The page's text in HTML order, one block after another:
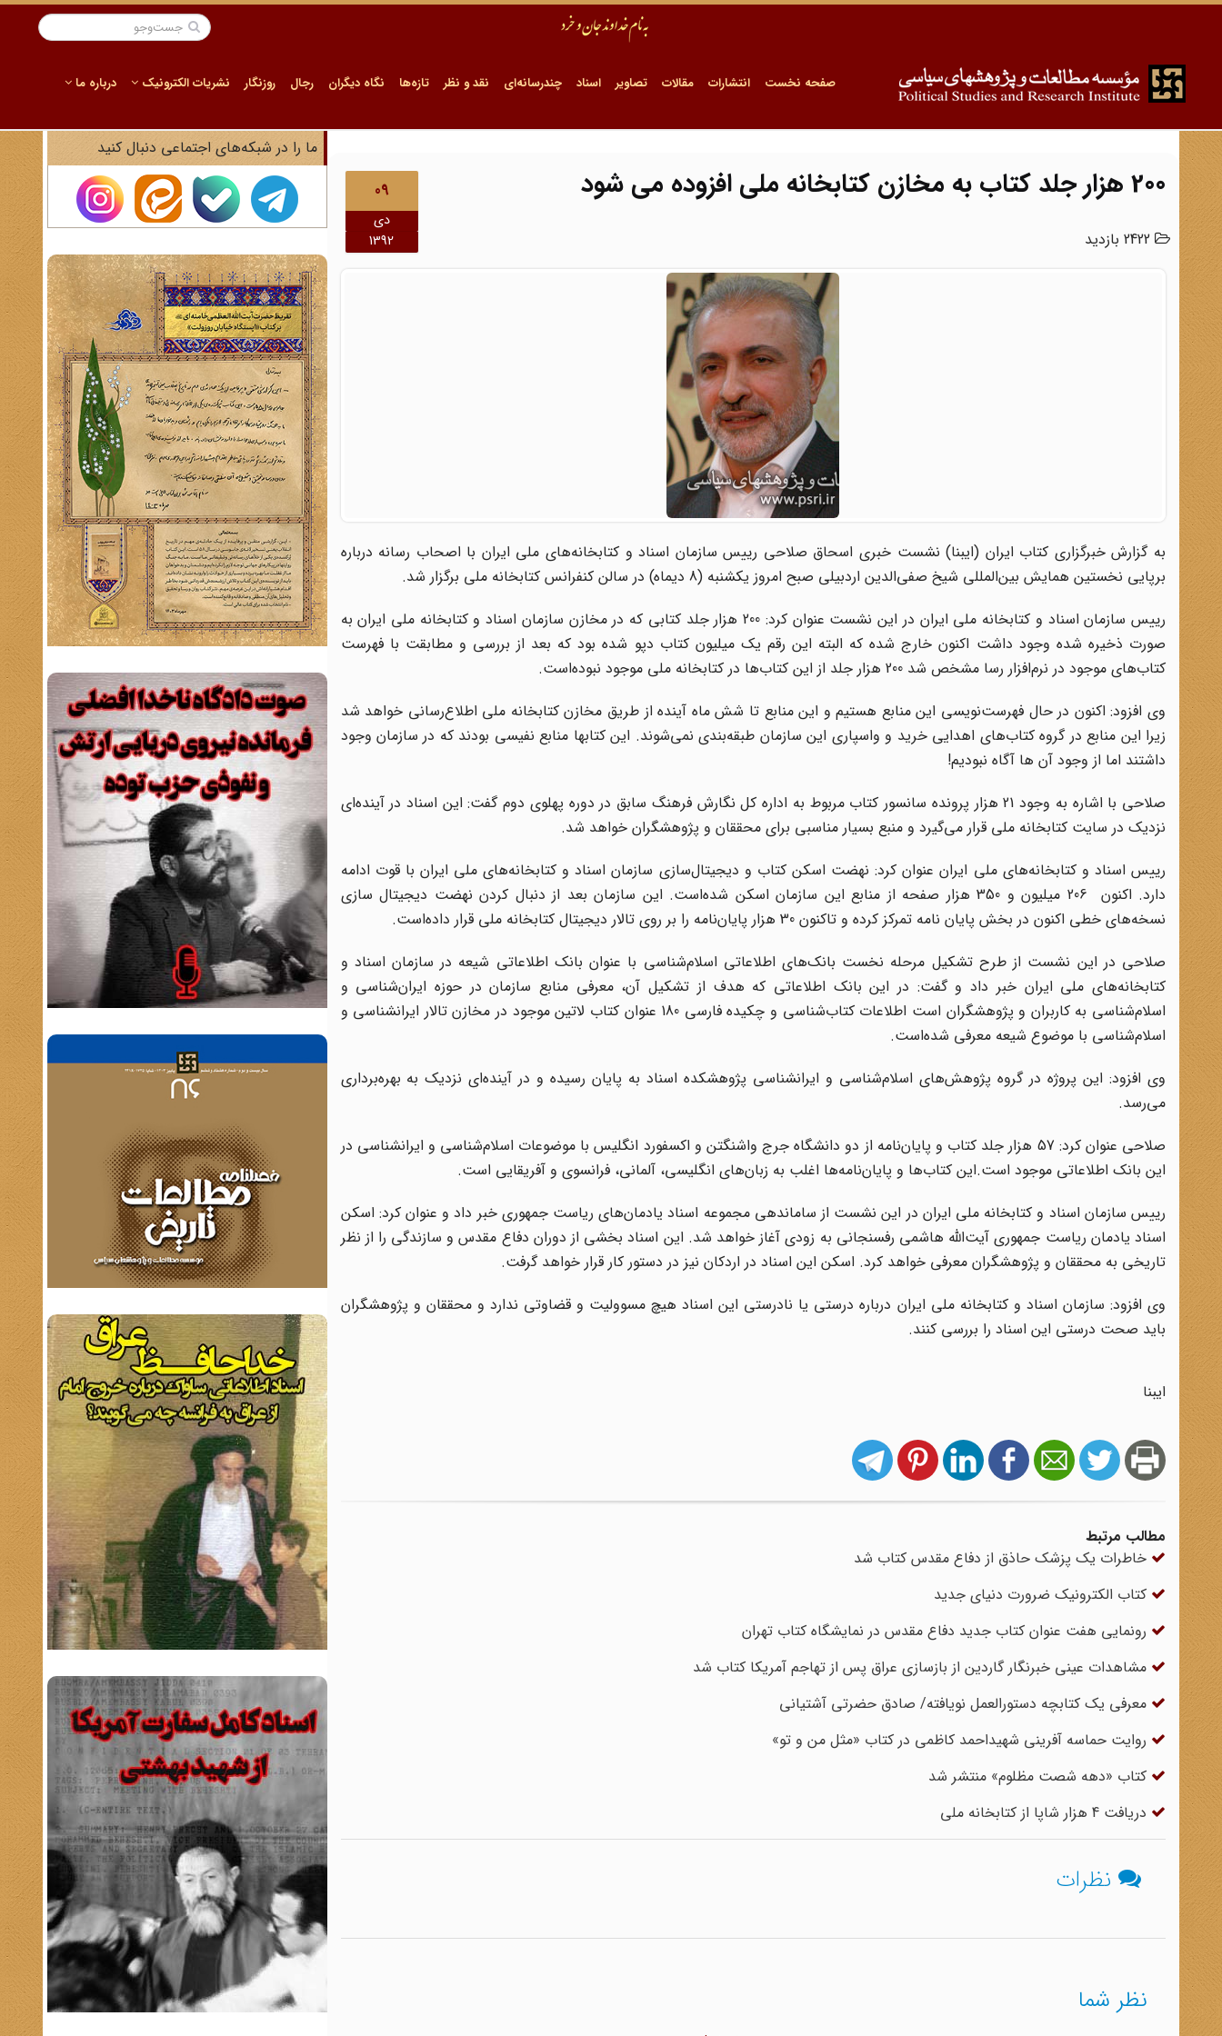
صفحه نخست انتشارات مقالات تصاویر اسناد چندرسانه‌ای نقد و نظر تازه‌ها نگاه دیگران رجال روزنگار نشریات الکترونیک درباره ما
09
دی
1392
200 هزار جلد کتاب به مخازن کتابخانه ملی افزوده می شود
به گزارش خبرگزاری کتاب ایران (ایبنا) نشست خبری اسحاق صلاحی رییس سازمان اسناد و کتابخانه‌های ملی ایران با اصحاب رسانه درباره
برپایی نخستین همایش بین‌المللی شیخ صفی‌الدین اردبیلی صبح امروز یکشنبه (8 دیماه) در سالن کنفرانس کتابخانه ملی برگزار شد.
رییس سازمان اسناد و کتابخانه ملی ایران در این نشست عنوان کرد: 200 هزار جلد کتابی که در مخازن سازمان اسناد و کتابخانه ملی ایران به
صورت ذخیره شده وجود داشت اکنون خارج شده که البته این رقم یک میلیون کتاب دپو شده بود که بعد از بررسی و مطابقت با فهرست
کتاب‌های موجود در نرم‌افزار رسا مشخص شد 200 هزار جلد از این کتاب‌ها در کتابخانه ملی موجود نبوده‌است.
وی افزود: اکنون در حال فهرست‌نویسی این منابع هستیم و این منابع تا شش ماه آینده از طریق مخازن کتابخانه ملی اطلاع‌رسانی خواهد شد
زیرا این منابع در گروه کتاب‌های اهدایی خرید و واسپاری این سازمان طبقه‌بندی نمی‌شوند. این کتابها منابع نفیسی بودند که در سازمان وجود
داشتند اما از وجود آن ها آگاه نبودیم!
صلاحی با اشاره به وجود 21 هزار پرونده سانسور کتاب مربوط به اداره کل نگارش فرهنگ سابق در دوره پهلوی دوم گفت: این اسناد در آینده‌‌ای
نزدیک در سایت کتابخانه ملی قرار می‌گیرد و منبع بسیار مناسبی برای محققان و پژوهشگران خواهد شد.
رییس اسناد و کتابخانه‌های ملی ایران عنوان کرد: نهضت اسکن کتاب و دیجیتال‌سازی سازمان اسناد و کتابخانه‌های ملی ایران با قوت ادامه
دارد. اکنون 206 میلیون و 350 هزار صفحه از منابع این سازمان اسکن شده‌است. این سازمان بعد از دنبال کردن نهضت دیجیتال سازی
نسخه‌های خطی اکنون در بخش پایان نامه تمرکز کرده و تاکنون 30 هزار پایان‌نامه را بر روی تالار دیجیتال کتابخانه ملی قرار داده‌است.
صلاحی در این نشست از طرح تشکیل مرحله نخست بانک‌های اطلاعاتی اسلام‌شناسی با عنوان بانک اطلاعاتی شیعه در سازمان اسناد و
کتابخانه‌های ملی ایران خبر داد و گفت: در این بانک اطلاعاتی که هدف از تشکیل آن، معرفی منابع سازمان در حوزه ایران‌شناسی و
اسلام‌شناسی به کاربران و پژوهشگران است اطلاعات کتاب‌شناسی و چکیده فارسی 180 عنوان کتاب لاتین موجود در مخازن تالار ایرانشناسی و
اسلام‌شناسی با موضوع شیعه معرفی شده‌است.
وی افزود: این پروژه در گروه پژوهش‌های اسلام‌شناسی و ایرانشناسی پژوهشکده اسناد به پایان رسیده و در آینده‌ای نزدیک به بهره‌برداری
می‌رسد.
صلاحی عنوان کرد: 57 هزار جلد کتاب و پایان‌نامه از دو دانشگاه جرج واشنگتن و اکسفورد انگلیس با موضوعات اسلام‌شناسی و ایرانشناسی در
این بانک اطلاعاتی موجود است.این کتاب‌ها و پایان‌نامه‌ها اغلب به زبان‌های انگلیسی، آلمانی، فرانسوی و آفریقایی است.
رییس سازمان اسناد و کتابخانه ملی ایران در این نشست از ساماندهی مجموعه اسناد یادمان‌های ریاست جمهوری خبر داد و عنوان کرد: اسکن
اسناد یادمان ریاست جمهوری آیت‌الله هاشمی رفسنجانی به زودی آغاز خواهد شد. این اسناد بخشی از دوران دفاع مقدس و سازندگی را از نظر
تاریخی به محققان و پژوهشگران معرفی خواهد کرد. اسکن این اسناد در اردکان نیز در دستور کار قرار خواهد گرفت.
وی افزود: سازمان اسناد و کتابخانه ملی ایران درباره درستی یا نادرستی این اسناد هیچ مسوولیت و قضاوتی ندارد و محققان و پژوهشگران
باید صحت درستی این اسناد را بررسی کنند.
ایبنا
مطالب مرتبط
خاطرات یک پزشک حاذق از دفاع مقدس کتاب شد
کتاب الکترونیک ضرورت دنیای جدید
رونمایی هفت عنوان کتاب جدید دفاع مقدس در نمایشگاه کتاب تهران
مشاهدات عینی خبرنگار گاردین از بازسازی عراق پس از تهاجم آمریکا کتاب شد
معرفی یک کتابچه دستورالعمل نویافته/ صادق حضرتی آشتیانی
روایت حماسه آفرینی شهیداحمد کاظمی در کتاب «مثل من و تو»
کتاب «دهه شصت مظلوم» منتشر شد
دریافت 4 هزار شاپا از کتابخانه ملی
نظرات
نظر شما
ما را در شبکه‌های اجتماعی دنبال کنید